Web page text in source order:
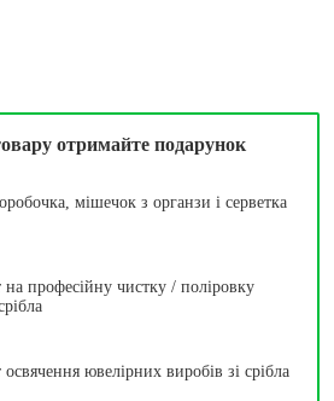
отримайте подарунок
мішечок з органзи і серветка
на професійну чистку / поліровку
освячення ювелірних виробів зі срібла